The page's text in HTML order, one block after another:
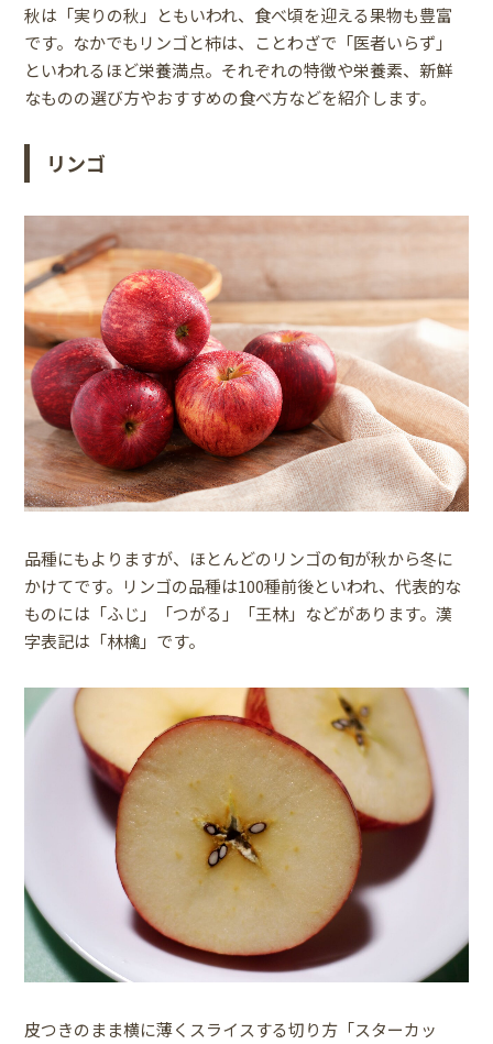
秋は「実りの秋」ともいわれ、食べ頃を迎える果物も豊富
です。なかでもリンゴと柿は、ことわざで「医者いらず」
といわれるほど栄養満点。それぞれの特徴や栄養素、新鮮
なものの選び方やおすすめの食べ方などを紹介します。
リンゴ
品種にもよりますが、ほとんどのリンゴの旬が秋から冬に
かけてです。リンゴの品種は100種前後といわれ、代表的な
ものには「ふじ」「つがる」「王林」などがあります。漢
字表記は「林檎」です。
皮つきのまま横に薄くスライスする切り方「スターカッ